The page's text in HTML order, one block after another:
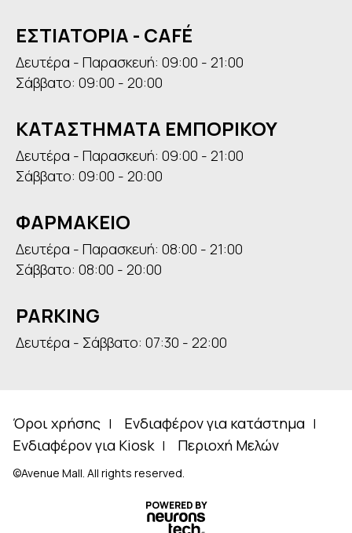
ΕΣΤΙΑΤΟΡΙΑ - CAFÉ
Δευτέρα - Παρασκευή: 09:00 - 21:00
Σάββατο: 09:00 - 20:00
ΚΑΤΑΣΤΗΜΑΤΑ ΕΜΠΟΡΙΚΟΥ
Δευτέρα - Παρασκευή: 09:00 - 21:00
Σάββατο: 09:00 - 20:00
ΦΑΡΜΑΚΕΙΟ
Δευτέρα - Παρασκευή: 08:00 - 21:00
Σάββατο: 08:00 - 20:00
PARKING
Δευτέρα - Σάββατο: 07:30 - 22:00
Όροι χρήσης
Ενδιαφέρον για κατάστημα
Ενδιαφέρον για Kiosk
Περιοχή Μελών
©Avenue Mall. All rights reserved.
POWERED BY